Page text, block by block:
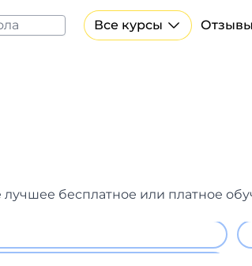
Все курсы
бесплатное или платное